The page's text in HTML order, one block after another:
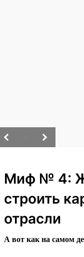
Миф № 4:
строить
отрасли
А вот как на самом